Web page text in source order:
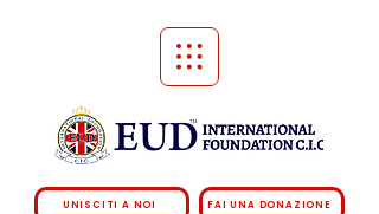
FAI UNA DONAZIONE
UNISCITI A NOI